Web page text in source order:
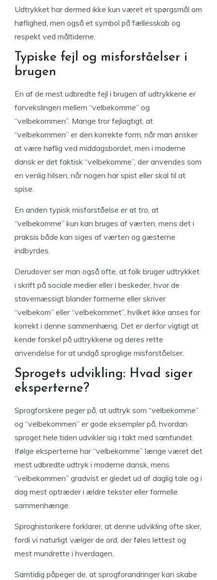
Udtrykket har dermed ikke kun været et spørgsmål om
høflighed, men også et symbol på fællesskab og
respekt ved måltiderne.
Typiske fejl og misforståelser i
brugen
En af de mest udbredte fejl i brugen af udtrykkene er
forvekslingen mellem “velbekomme” og
“velbekommen”. Mange tror fejlagtigt, at
“velbekommen” er den korrekte form, når man ønsker
at være høflig ved middagsbordet, men i moderne
dansk er det faktisk “velbekomme”, der anvendes som
en venlig hilsen, når nogen har spist eller skal til at
spise.
En anden typisk misforståelse er at tro, at
“velbekomme” kun kan bruges af værten, mens det i
praksis både kan siges af værten og gæsterne
indbyrdes.
Derudover ser man også ofte, at folk bruger udtrykket
i skrift på sociale medier eller i beskeder, hvor de
stavemæssigt blander formerne eller skriver
“velbekom” eller “velbekommet”, hvilket ikke anses for
korrekt i denne sammenhæng. Det er derfor vigtigt at
kende forskel på udtrykkene og deres rette
anvendelse for at undgå sproglige misforståelser.
Sprogets udvikling: Hvad siger
eksperterne?
Sprogforskere peger på, at udtryk som “velbekomme”
og “velbekommen” er gode eksempler på, hvordan
sproget hele tiden udvikler sig i takt med samfundet.
Ifølge eksperterne har “velbekomme” længe været det
mest udbredte udtryk i moderne dansk, mens
“velbekommen” gradvist er gledet ud af daglig tale og i
dag mest optræder i ældre tekster eller formelle
sammenhænge.
Sproghistorikere forklarer, at denne udvikling ofte sker,
fordi vi naturligt vælger de ord, der føles lettest og
mest mundrette i hverdagen.
Samtidig påpeger de, at sprogforandringer kan skabe